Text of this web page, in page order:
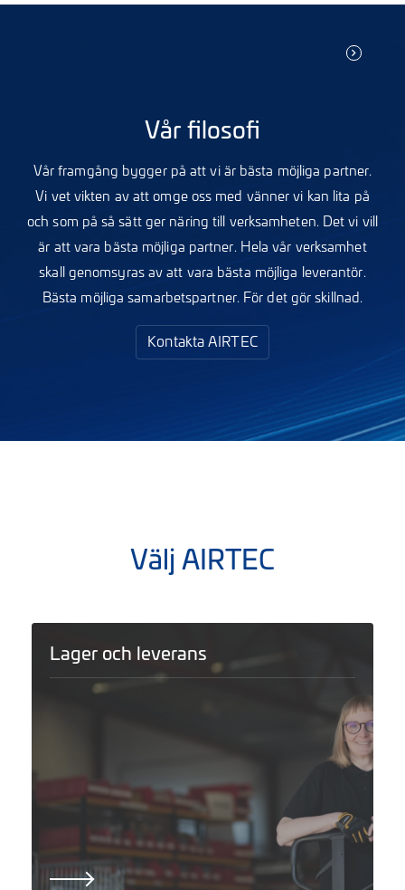
Vår filosofi
Vår framgång bygger på att vi är bästa möjliga partner.
Vi vet vikten av att omge oss med vänner vi kan lita på
och som på så sätt ger näring till verksamheten. Det vi vill
är att vara bästa möjliga partner. Hela vår verksamhet
skall genomsyras av att vara bästa möjliga leverantör.
Bästa möjliga samarbetspartner. För det gör skillnad.
Kontakta AIRTEC
Välj AIRTEC
Lager och leverans